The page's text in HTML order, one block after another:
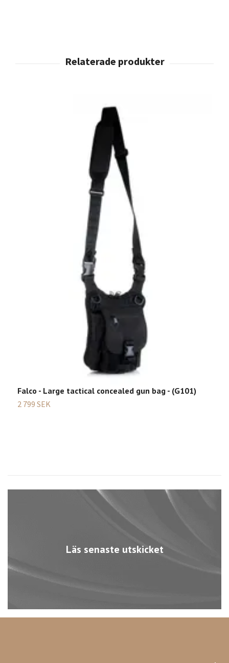
Läs senaste utskicket
Falco - Large tactical concealed gun bag - (G101)
2 799 SEK